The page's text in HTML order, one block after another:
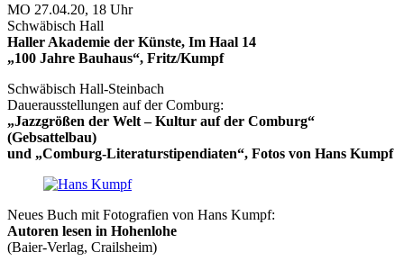
MO 27.04.20, 18 Uhr
Schwäbisch Hall
Haller Akademie der Künste, Im Haal 14
„100 Jahre Bauhaus“, Fritz/Kumpf
Schwäbisch Hall-Steinbach
Dauerausstellungen auf der Comburg:
„Jazzgrößen der Welt – Kultur auf der Comburg“
(Gebsattelbau)
und „Comburg-Literaturstipendiaten“, Fotos von Hans Kumpf
Neues Buch mit Fotografien von Hans Kumpf:
Autoren lesen in Hohenlohe
(Baier-Verlag, Crailsheim)